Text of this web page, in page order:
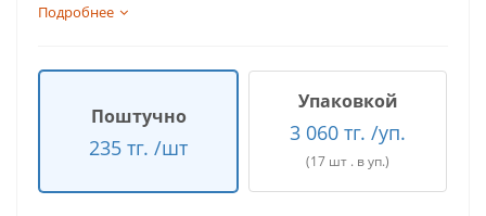
Подробнее
Поштучно
235 тг. /шт
Упаковкой
3 060 тг. /уп.
(17 шт . в уп.)